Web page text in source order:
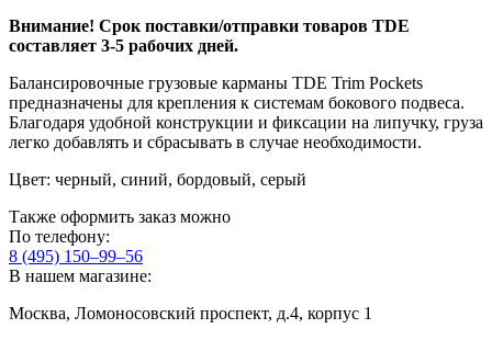
Внимание! Срок поставки/отправки товаров TDE
составляет 3-5 рабочих дней.
Балансировочные грузовые карманы TDE Trim Pockets
предназначены для крепления к системам бокового подвеса.
Благодаря удобной конструкции и фиксации на липучку, груза
легко добавлять и сбрасывать в случае необходимости.
Цвет: черный, синий, бордовый, серый
Также оформить заказ можно
По телефону:
8 (495) 150–99–56
В нашем магазине:
Москва, Ломоносовский проспект, д.4, корпус 1